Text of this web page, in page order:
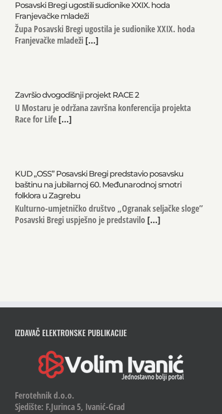
Posavski Bregi ugostili sudionike XXIX. hoda
Franjevačke mladeži
Župa Posavski Bregi ugostila je sudionike XXIX. hoda
Franjevačke mladeži [...]
Završio dvogodišnji projekt RACE 2
U Mostaru je održana završna konferencija projekta
Race for Life [...]
KUD „OSS” Posavski Bregi predstavio posavsku
baštinu na jubilarnoj 60. Međunarodnoj smotri
folklora u Zagrebu
Kulturno-umjetničko društvo „Ogranak seljačke sloge”
Posavski Bregi uspješno je predstavilo [...]
IZDAVAČ ELEKTRONSKE PUBLIKACIJE
Ferotehnik d.o.o.
Sjedište: F.Jurinca 5, Ivanić-Grad